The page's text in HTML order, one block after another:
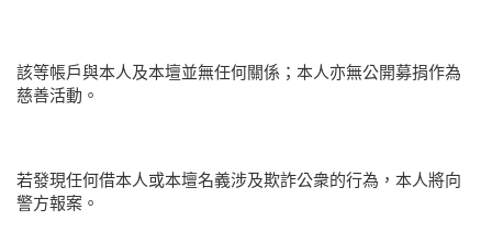
該等帳戶與本人及本壇並無任何關係；本人亦無公開募捐作為
慈善活動。
若發現任何借本人或本壇名義涉及欺詐公衆的行為，本人將向
警方報案。